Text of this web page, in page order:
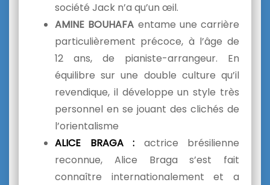
société Jack n’a qu’un œil.
AMINE BOUHAFA entame une carrière
particulièrement précoce, à l’âge de
12 ans, de pianiste-arrangeur. En
équilibre sur une double culture qu’il
revendique, il développe un style très
personnel en se jouant des clichés de
l’orientalisme
ALICE BRAGA : actrice brésilienne
reconnue, Alice Braga s’est fait
connaître internationalement et a